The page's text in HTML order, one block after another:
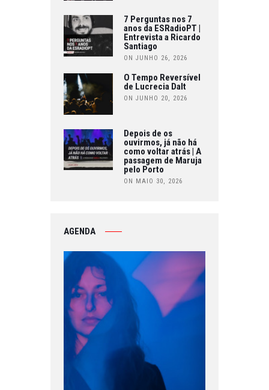
7 Perguntas nos 7
anos da ESRadioPT |
Entrevista a Ricardo
Santiago
ON JUNHO 26, 2026
O Tempo Reversível
de Lucrecia Dalt
ON JUNHO 20, 2026
Depois de os
ouvirmos, já não há
como voltar atrás | A
passagem de Maruja
pelo Porto
ON MAIO 30, 2026
AGENDA